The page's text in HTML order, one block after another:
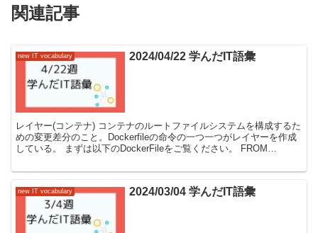
関連記事
new IT vocabulary 2024/04/22 学んだIT語彙
レイヤー(コンテナ) コンテナのルートファイルシステムを構成するた
めの変更差分のこと。Dockerfileの命令の一つ一つがレイヤーを作成
している。 まずは以下のDockerFileをご覧ください。 FROM
new IT vocabulary 2024/03/04 学んだIT語彙